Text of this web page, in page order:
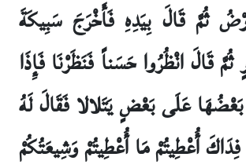
ثُمَّ قَالَ بِيَدِهِ فَأَخْرَجَ سَبِيكَةَ
قَالَ انْظُرُوا حَسَناً فَنَظَرْنَا فَإِذَا
عَلَى بَعْضٍ يَتَلالا فَقَالَ لَهُ
أُعْطِيتُمْ مَا أُعْطِيتُمْ وَشِيعَتُكُمْ